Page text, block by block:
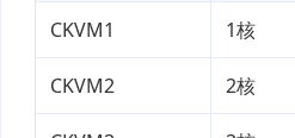
CKVM1 1核
CKVM2 2核